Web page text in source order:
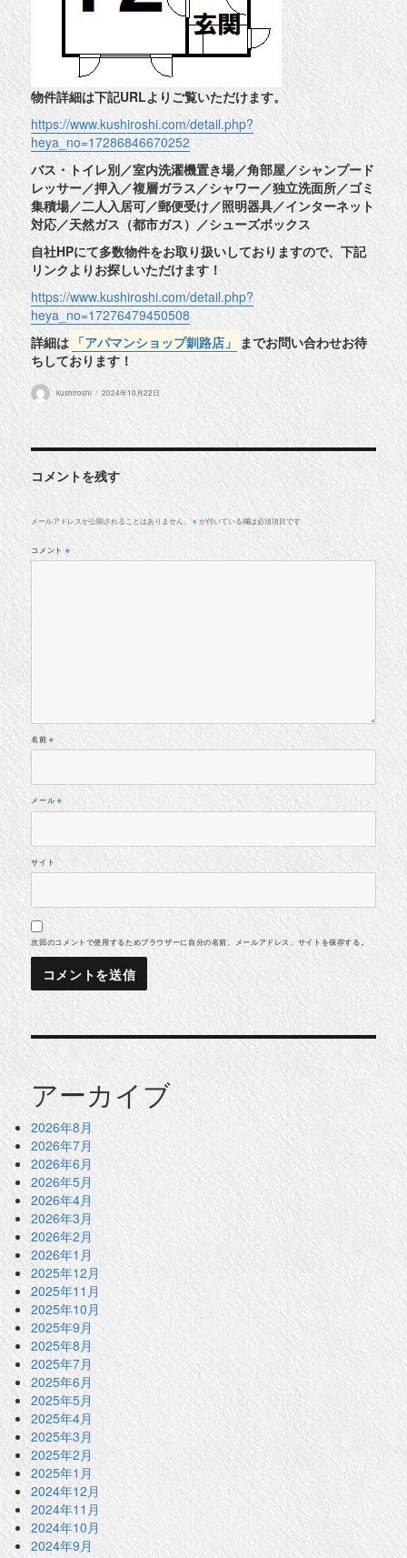
物件詳細は下記URLよりご覧いただけます。
https://www.kushiroshi.com/detail.php?
heya_no=17286846670252
バス・トイレ別／室内洗濯機置き場／角部屋／シャンプード
レッサー／押入／複層ガラス／シャワー／独立洗面所／ゴミ
集積場／二人入居可／郵便受け／照明器具／インターネット
対応／天然ガス（都市ガス）／シューズボックス
自社HPにて多数物件をお取り扱いしておりますので、下記
リンクよりお探しいただけます！
https://www.kushiroshi.com/detail.php?
heya_no=17276479450508
詳細は 「アパマンショップ釧路店」
までお問い合わせお待
ちしております！
投
kushiroshi
投
2024年10月22日
コメントを残す
メールアドレスが公開されることはありません。 ※ が付いている欄は必須項目です
コメント ※
名前※
メール ※
サイト
次回のコメントで使用するためブラウザーに自分の名前、メールアドレス、サイトを保存する。
アーカイブ
2026年8月
2026年7月
2026年6月
2026年5月
2026年4月
2026年3月
2026年2月
2026年1月
2025年12月
2025年11月
2025年10月
2025年9月
2025年8月
2025年7月
2025年6月
2025年5月
2025年4月
2025年3月
2025年2月
2025年1月
2024年12月
2024年11月
2024年10月
2024年9月